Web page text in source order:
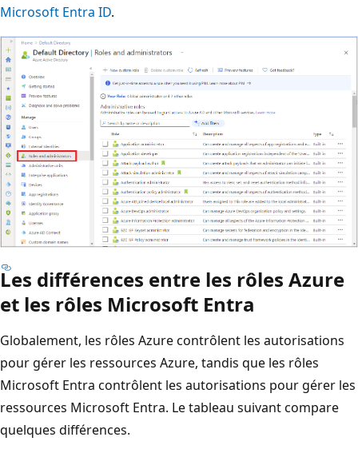
Microsoft Entra ID.
Les différences entre les rôles Azure
et les rôles Microsoft Entra
Globalement, les rôles Azure contrôlent les autorisations
pour gérer les ressources Azure, tandis que les rôles
Microsoft Entra contrôlent les autorisations pour gérer les
ressources Microsoft Entra. Le tableau suivant compare
quelques différences.